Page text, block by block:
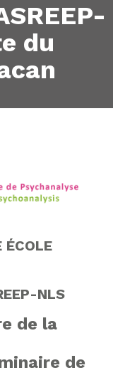
du
ÉCOLE
NLS
de la
de